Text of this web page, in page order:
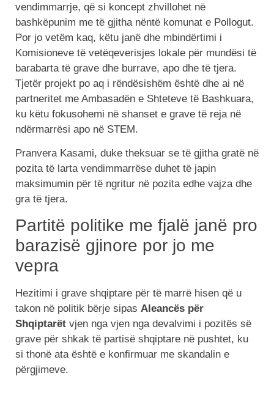
vendimmarrje, që si koncept zhvillohet në
bashkëpunim me të gjitha nëntë komunat e Pollogut.
Por jo vetëm kaq, këtu janë dhe mbindërtimi i
Komisioneve të vetëqeverisjes lokale për mundësi të
barabarta të grave dhe burrave, apo dhe të tjera.
Tjetër projekt po aq i rëndësishëm është dhe ai në
partneritet me Ambasadën e Shteteve të Bashkuara,
ku këtu fokusohemi në shanset e grave të reja në
ndërmarrësi apo në STEM.
Pranvera Kasami, duke theksuar se të gjitha gratë në
pozita të larta vendimmarrëse duhet të japin
maksimumin për të ngritur në pozita edhe vajza dhe
gra të tjera.
Partitë politike me fjalë janë pro
barazisë gjinore por jo me
vepra
Hezitimi i grave shqiptare për të marrë hisen që u
takon në politik bërje sipas Aleancës për
Shqiptarët vjen nga vjen nga devalvimi i pozitës së
grave për shkak të partisë shqiptare në pushtet, ku
si thonë ata është e konfirmuar me skandalin e
përgjimeve.